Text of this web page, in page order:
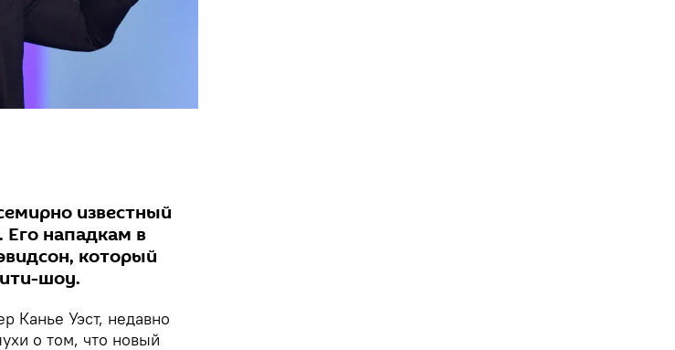
известный
Его нападкам в
который
шоу.
Канье Уэст, недавно
о том, что новый